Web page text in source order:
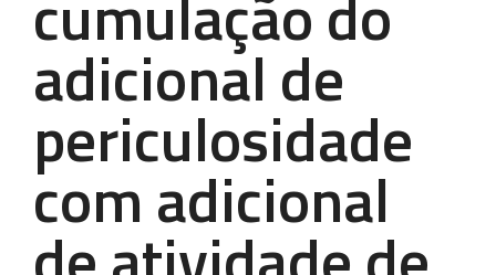
adicional de
periculosidade
com adicional